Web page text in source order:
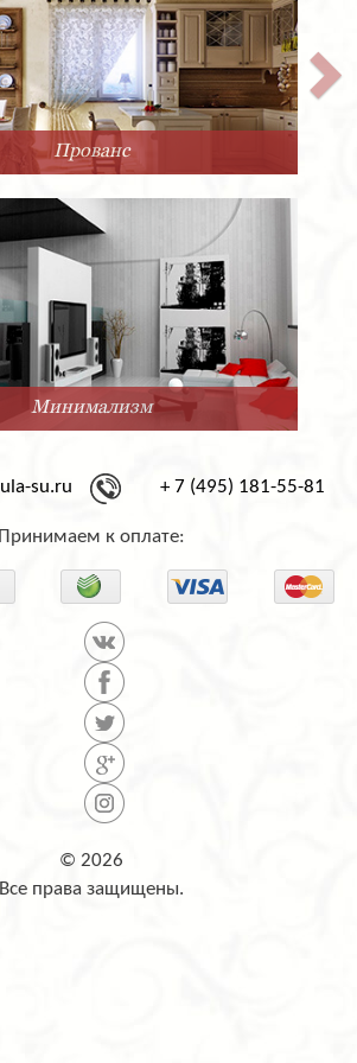
смотрится не просто необыкновенно.
потолочный светильник –
предложение от Artemide для ярких
интерьеров. Он органичен в жилых
а также отлично подойдёт для кафе-
отелей, оформленных в
стиле.
славятся своим мастерством
уже нескольких столетий. Настольная
итальянской фабрики Artemide из
в очередной раз является
традиционного итальянского
дизайнерская модель
невероятным качеством и
отношением к мельчайшим деталям.
из прозрачного стекла, украшенная
сеткой, выглядит очень необычно и
в помещениях,
в современных стилевых
эта модель займёт достойное место.
продукции Artemide, начиная с 1993
огромный выбор товара этого
и прочее. Срок поставки
Прованс
Минимализм
su.ru + 7 (495) 181-55-81
Принимаем к оплате:
© 2026
Все права защищены.